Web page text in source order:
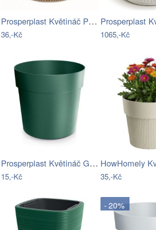
Prosperplast Květináč PLOWY ECO natural…
36,-Kč 1065,-Kč
Prosperplast Květináč GROW zelený,…
15,-Kč 35,-Kč
- 20%